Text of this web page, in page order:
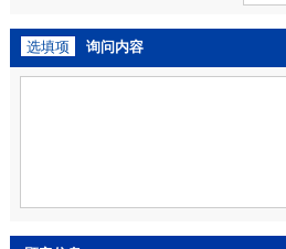
选填项 询问内容